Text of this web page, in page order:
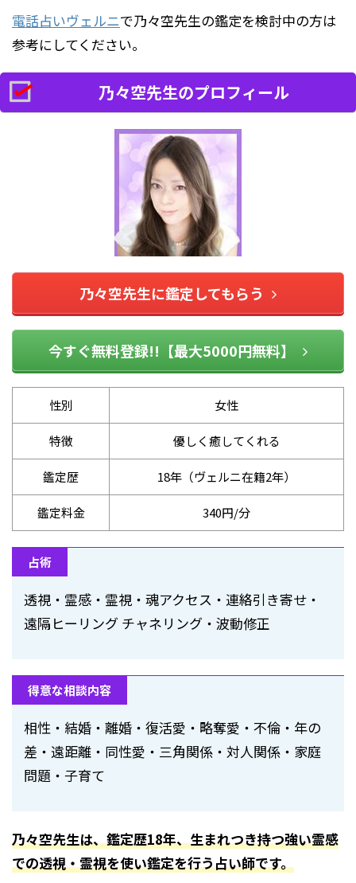
電話占いヴェルニで乃々空先生の鑑定を検討中の方は
参考にしてください。
乃々空先生のプロフィール
乃々空先生に鑑定してもらう
今すぐ無料登録!!【最大5000円無料】
性別 女性
特徴 優しく癒してくれる
鑑定歴 18年（ヴェルニ在籍2年）
鑑定料金 340円/分
占術
透視・霊感・霊視・魂アクセス・連絡引き寄せ・
遠隔ヒーリング チャネリング・波動修正
得意な相談内容
相性・結婚・離婚・復活愛・略奪愛・不倫・年の
差・遠距離・同性愛・三角関係・対人関係・家庭
問題・子育て
乃々空先生は、鑑定歴18年、生まれつき持つ強い霊感
での透視・霊視を使い鑑定を行う占い師です。